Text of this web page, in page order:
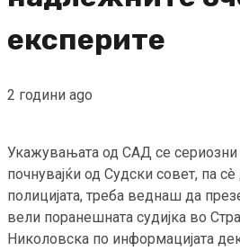
експерите
2 години ago
Укажувањата од САД се сериозни
почнувајќи од Судски совет, па
полицијата, треба веднаш да
вели поранешната судијка во
Николовска по информацијата